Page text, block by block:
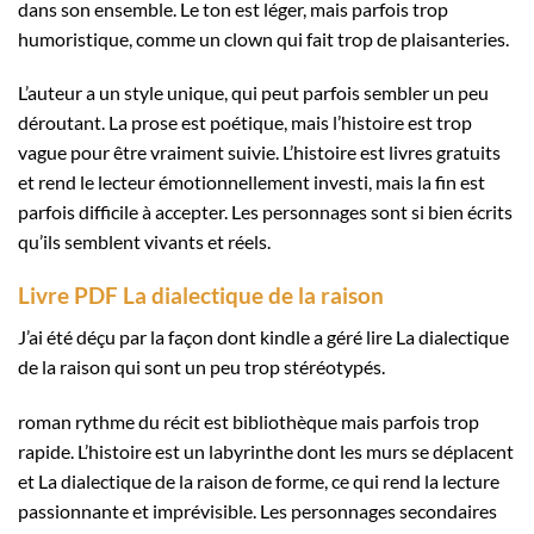
dans son ensemble. Le ton est léger, mais parfois trop
humoristique, comme un clown qui fait trop de plaisanteries.
L’auteur a un style unique, qui peut parfois sembler un peu
déroutant. La prose est poétique, mais l’histoire est trop
vague pour être vraiment suivie. L’histoire est livres gratuits
et rend le lecteur émotionnellement investi, mais la fin est
parfois difficile à accepter. Les personnages sont si bien écrits
qu’ils semblent vivants et réels.
Livre PDF La dialectique de la raison
J’ai été déçu par la façon dont kindle a géré lire La dialectique
de la raison qui sont un peu trop stéréotypés.
roman rythme du récit est bibliothèque mais parfois trop
rapide. L’histoire est un labyrinthe dont les murs se déplacent
et La dialectique de la raison de forme, ce qui rend la lecture
passionnante et imprévisible. Les personnages secondaires